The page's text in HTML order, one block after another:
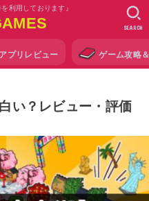
利用しております』
プリレビュー ゲーム攻略
SEARCH
い？レビュー・評価